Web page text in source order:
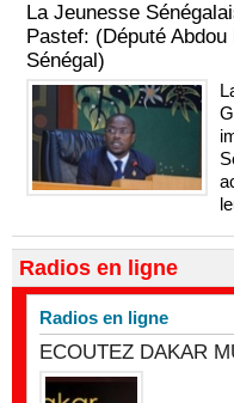
La Jeunesse
Pastef: (Député
Sénégal)
Radios en ligne
Radios en ligne
ECOUTEZ DAKAR